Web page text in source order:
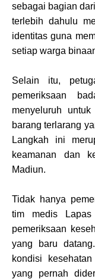
sebagai bagian
terlebih dahulu
identitas guna
setiap warga
Selain itu,
pemeriksaan
menyeluruh
barang terlarang
Langkah ini
keamanan dan
Madiun.
Tidak hanya
tim medis Lapas
pemeriksaan
yang baru
kondisi
yang pernah